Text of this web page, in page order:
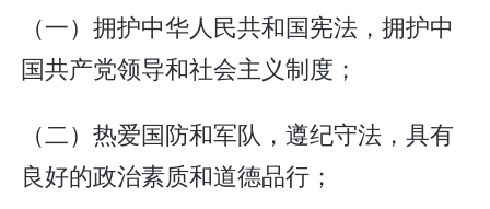
（一）拥护中华人民共和国宪法，拥护中
国共产党领导和社会主义制度；
（二）热爱国防和军队，遵纪守法，具有
良好的政治素质和道德品行；